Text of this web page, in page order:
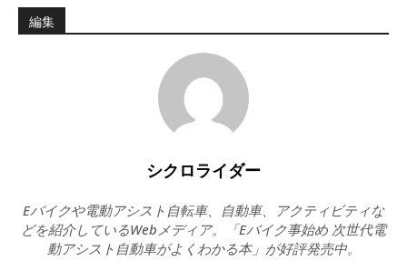
編集
シクロライダー
Eバイクや電動アシスト自転車、自動車、アクティビティな
どを紹介しているWebメディア。「Eバイク事始め 次世代電
動アシスト自動車がよくわかる本」が好評発売中。